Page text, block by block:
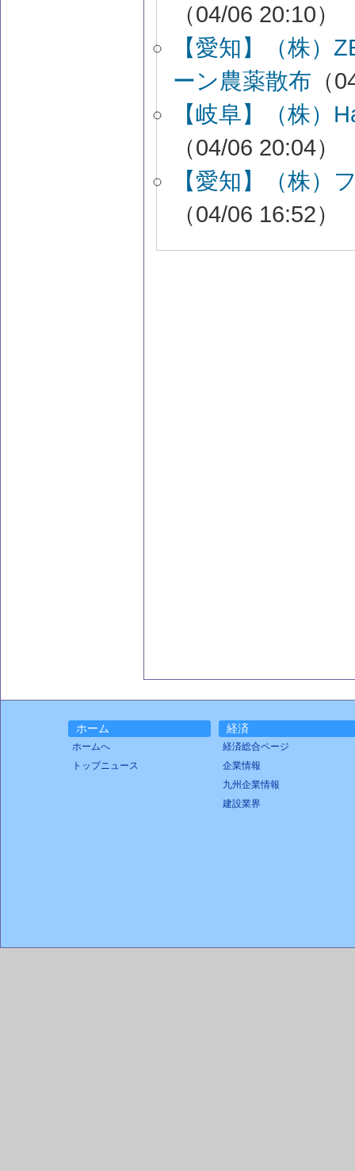
（04/06 20:10）
【愛知】（株
ーン農薬散布 （
【岐阜】（株）
（04/06 20:04）
【愛知】（株）
（04/06 16:52）
ホーム
ホームへ
トップニュース
経済
経済総合ページ
企業情報
九州企業情報
建設業界